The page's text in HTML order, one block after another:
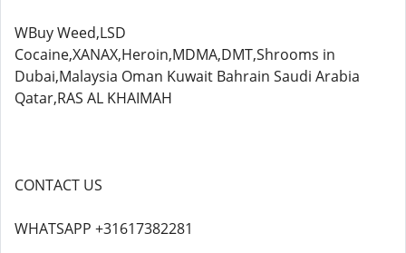
WBuy Weed,LSD
Cocaine,XANAX,Heroin,MDMA,DMT,Shrooms in
Dubai,Malaysia Oman Kuwait Bahrain Saudi Arabia
Qatar,RAS AL KHAIMAH
CONTACT US
WHATSAPP +31617382281